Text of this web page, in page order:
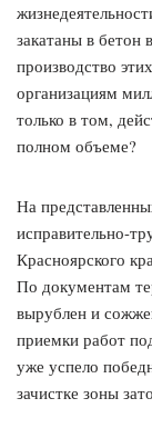
закатаны в бетон
производство
организациям
только в том,
полном объеме?
На
исправительно-
Красноярского
По документам
вырублен и
приемки работ
уже успело
зачистке зоны